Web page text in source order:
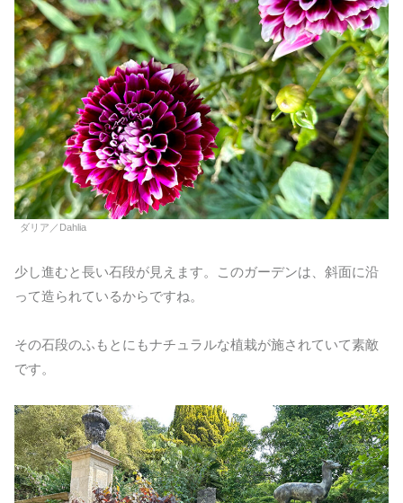
ダリア／Dahlia
少し進むと長い石段が見えます。このガーデンは、斜面に沿
って造られているからですね。
その石段のふもとにもナチュラルな植栽が施されていて素敵
です。